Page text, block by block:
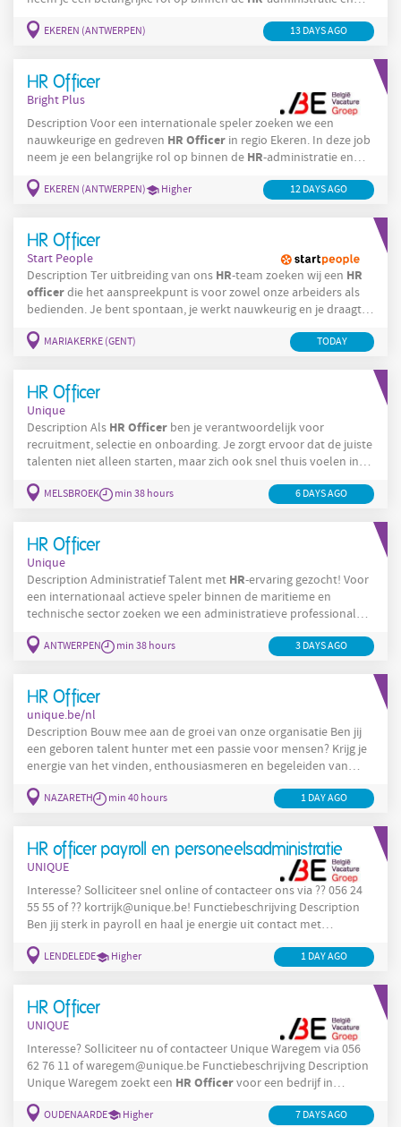
en hou je van afwisseling? Solliciteer dan snel! Jouw
EKEREN (ANTWERPEN) 13 DAYS AGO
HR Officer
Bright Plus
Description Voor een internationale speler zoeken we een
nauwkeurige en gedreven HR Officer in regio Ekeren. In deze job
neem je een belangrijke rol op binnen de HR-administratie en
en hou je van afwisseling? Solliciteer dan snel! Jouw
EKEREN (ANTWERPEN) Higher 12 DAYS AGO
HR Officer
Start People
Description Ter uitbreiding van ons HR-team zoeken wij een HR
officerdie het aanspreekpunt is voor zowel onze arbeiders als
bedienden. Je bent spontaan, je werkt nauwkeurig en je draagt
voornaamste taak als
MARIAKERKE (GENT) TODAY
HR Officer
Unique
Description Als HR Officer ben je verantwoordelijk voor
recruitment, selectie en onboarding. Je zorgt ervoor dat de juiste
talenten niet alleen starten, maar zich ook snel thuis voelen in
van vacatures via diverse rekruteringskanalen Actief opvolgen
MELSBROEK min 38 hours 6 DAYS AGO
HR Officer
Unique
Description Administratief Talent met HR-ervaring gezocht! Voor
een internationaal actieve speler binnen de maritieme en
technische sector zoeken we een administratieve professional
samen met de directie en ben je een belangrijke schakel binnen
puntjes op en zorgt
ANTWERPEN min 38 hours 3 DAYS AGO
HR Officer
unique.be/nl
Description Bouw mee aan de groei van onze organisatie Ben jij
een geboren talent hunter met een passie voor mensen? Krijg je
energie van het vinden, enthousiasmeren en begeleiden van
zoeken. Als Recruiter maak je deel uit van een gedrevenHR-team
aan een sterk
NAZARETH min 40 hours 1 DAY AGO
HR officer payroll en personeelsadministratie
UNIQUE
Interesse? Solliciteer snel online of contacteer ons via ?? 056 24
55 55 of ?? kortrijk@unique.be! Functiebeschrijving Description
Ben jij sterk in payroll en haal je energie uit contact met
Lendelede zoeken we een
die zowel hard als soft
LENDELEDE Higher 1 DAY AGO
HR Officer
UNIQUE
Interesse? Solliciteer nu of contacteer Unique Waregem via 056
62 76 11 of waregem@unique.be Functiebeschrijving Description
Unique Waregem zoekt een HR Officervoor een bedrijf in
voor medewerkers en leidinggevenden. Je zorgt ervoor dat alle
OUDENAARDE Higher 7 DAYS AGO